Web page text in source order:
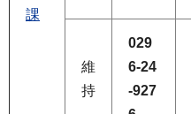
課
維
持
029
6-24
-927